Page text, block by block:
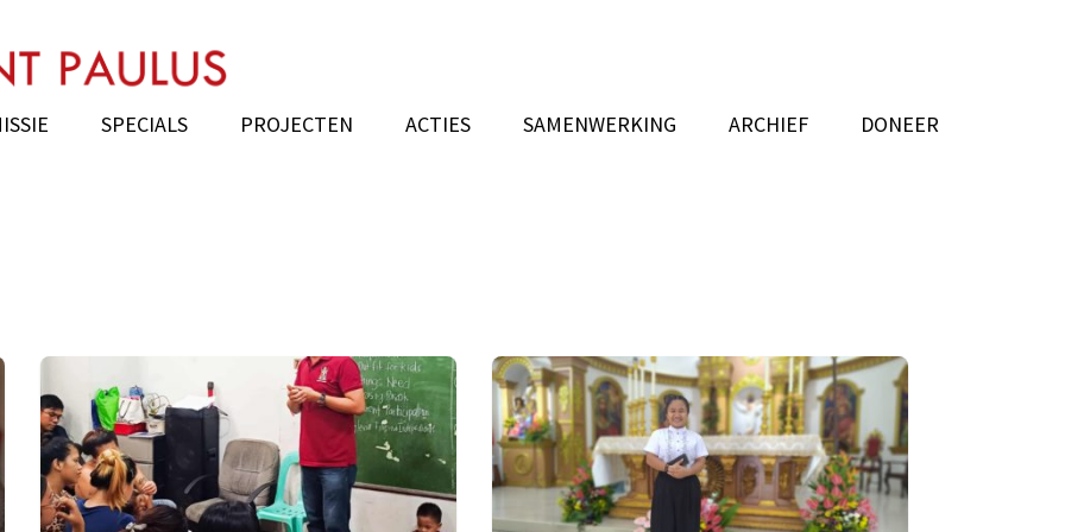
diaconaat buitenland
SPECIALS PROJECTEN ACTIES SAMENWERKING ARCHIEF DONEER